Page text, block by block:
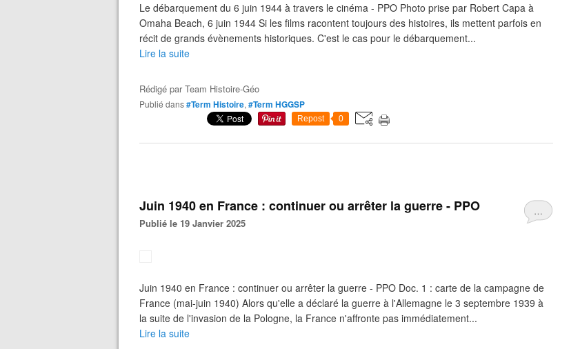
Le débarquement du 6 juin 1944 à travers le cinéma - PPO Photo prise par Robert Capa à
Omaha Beach, 6 juin 1944 Si les films racontent toujours des histoires, ils mettent parfois en
récit de grands évènements historiques. C'est le cas pour le débarquement...
Lire la suite
Rédigé parTeam Histoire-Géo
Publié dans#Term Histoire, #Term HGGSP
Repost 0
…
Juin 1940 en France : continuer ou arrêter la guerre - PPO
Publié le 19 Janvier 2025
Juin 1940 en France : continuer ou arrêter la guerre - PPO Doc. 1 : carte de la campagne de
France (mai-juin 1940) Alors qu'elle a déclaré la guerre à l'Allemagne le 3 septembre 1939 à
la suite de l'invasion de la Pologne, la France n'affronte pas immédiatement...
Lire la suite